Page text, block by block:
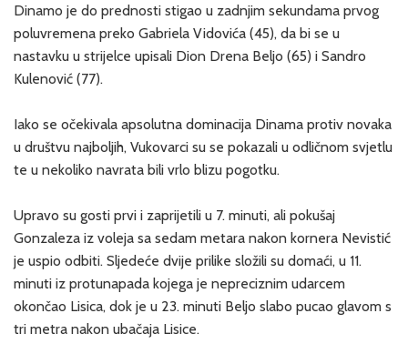
Dinamo je do prednosti stigao u zadnjim sekundama prvog
poluvremena preko Gabriela Vidovića (45), da bi se u
nastavku u strijelce upisali Dion Drena Beljo (65) i Sandro
Kulenović (77).
Iako se očekivala apsolutna dominacija Dinama protiv novaka
u društvu najboljih, Vukovarci su se pokazali u odličnom svjetlu
te u nekoliko navrata bili vrlo blizu pogotku.
Upravo su gosti prvi i zaprijetili u 7. minuti, ali pokušaj
Gonzaleza iz voleja sa sedam metara nakon kornera Nevistić
je uspio odbiti. Sljedeće dvije prilike složili su domaći, u 11.
minuti iz protunapada kojega je nepreciznim udarcem
okončao Lisica, dok je u 23. minuti Beljo slabo pucao glavom s
tri metra nakon ubačaja Lisice.